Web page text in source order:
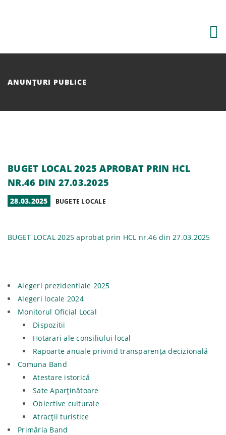
ANUNȚURI PUBLICE
BUGET LOCAL 2025 APROBAT PRIN HCL
NR.46 DIN 27.03.2025
POSTED
28.03.2025 CATEGORIES
BUGETE LOCALE
BUGET LOCAL 2025 aprobat prin HCL nr.46 din 27.03.2025
Alegeri prezidentiale 2025
Alegeri locale 2024
Monitorul Oficial Local
Dispozitii
Hotarari ale consiliului local
Rapoarte anuale privind transparenţa decizională
Comuna Band
Atestare istorică
Sate Aparținătoare
Obiective culturale
Atracții turistice
Primăria Band